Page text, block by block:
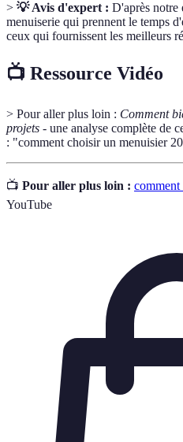
> 💡 Avis d'expert : D'après notre
menuiserie qui prennent le temps
ceux qui fournissent les meilleurs
📺 Ressource Vidéo
> Pour aller plus loin : Comment
projets - une analyse complète de
: "comment choisir un menuisier
📺 Pour aller plus loin :
YouTube